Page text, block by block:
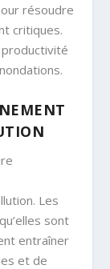
résoudre
critiques.
productivité
Les
sont
entraîner
et de